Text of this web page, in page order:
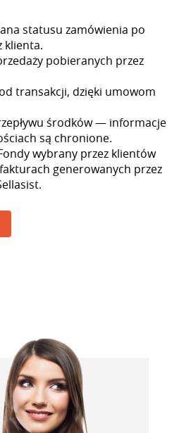
statusu zamówienia po
klienta.
pobieranych przez
transakcji, dzięki umowom
środków — informacje
są chronione.
wybrany przez klientów
generowanych przez